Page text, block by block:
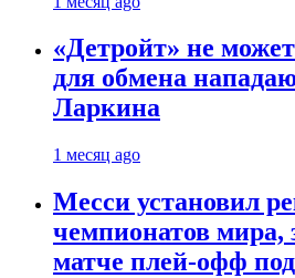
«Детройт» не
для обмена
Ларкина
1 месяц ago
Месси установил
чемпионатов мира,
матче плей‑офф